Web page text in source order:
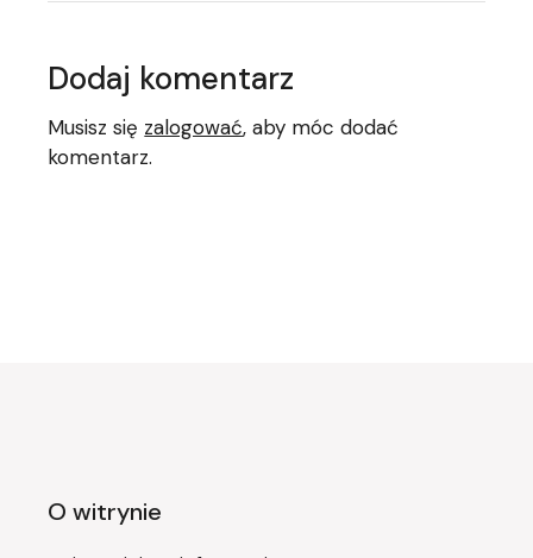
Dodaj komentarz
Musisz się zalogować, aby móc dodać
komentarz.
O witrynie